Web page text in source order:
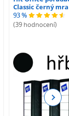
Classic černý
93 %
(39 hodnocení)
Next